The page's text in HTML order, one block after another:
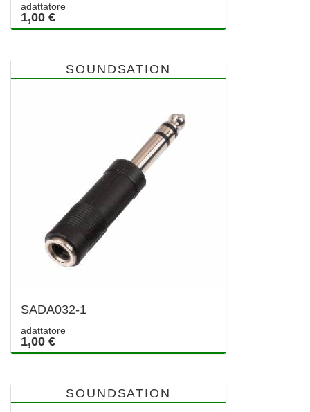
adattatore
1,00 €
SOUNDSATION
SADA032-1
adattatore
1,00 €
SOUNDSATION